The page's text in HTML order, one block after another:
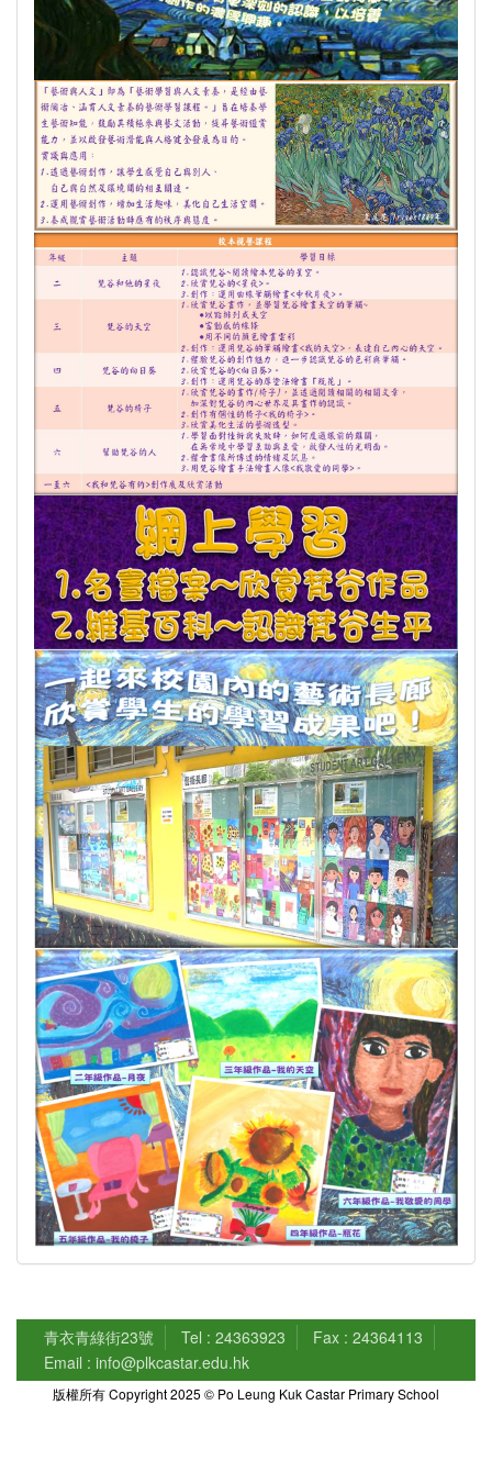
青衣青綠街23號 Tel : 24363923
Fax : 24364113
Email : info@plkcastar.edu.hk
版權所有 Copyright 2025 © Po Leung Kuk Castar Primary School